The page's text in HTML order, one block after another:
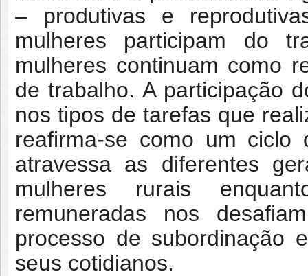
– produtivas e
mulheres participam do
mulheres continuam como
de trabalho. A participação
nos tipos de tarefas que
reafirma-se como um ciclo
atravessa as diferentes
mulheres rurais
remuneradas nos
processo de subordinação
seus cotidianos.